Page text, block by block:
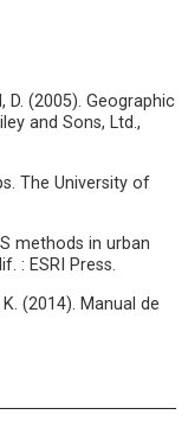
D. (2005). Geographic
and Sons, Ltd.,
The University of
methods in urban
: ESRI Press.
(2014). Manual de